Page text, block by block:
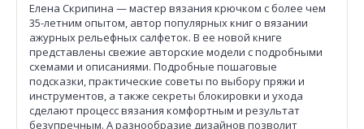
Елена Скрипина — мастер вязания крючком с более чем
35-летним опытом, автор популярных книг о вязании
ажурных рельефных салфеток. В ее новой книге
представлены свежие авторские модели с подробными
схемами и описаниями. Подробные пошаговые
подсказки, практические советы по выбору пряжи и
инструментов, а также секреты блокировки и ухода
сделают процесс вязания комфортным и результат
безупречным. А разнообразие дизайнов позволит